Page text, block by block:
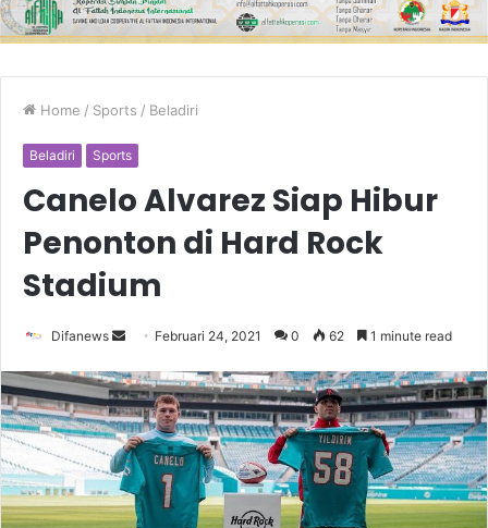
Home / Sports / Beladiri
Beladiri Sports
Canelo Alvarez Siap Hibur
Penonton di Hard Rock
Stadium
Difanews
Send
email
Februari 24, 2021 0 62 1 minute read